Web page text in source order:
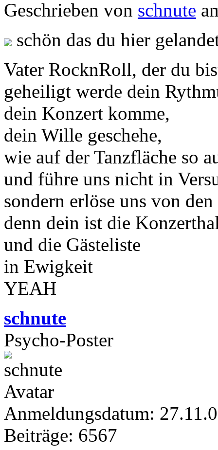
Geschrieben von schnute
schön das du hier
Vater RocknRoll, der du
geheiligt werde dein
dein Konzert komme,
dein Wille geschehe,
wie auf der Tanzfläche so
und führe uns nicht in
sondern erlöse uns von
denn dein ist die
und die Gästeliste
in Ewigkeit
YEAH
schnute
Psycho-Poster
Anmeldungsdatum:
Beiträge: 6567